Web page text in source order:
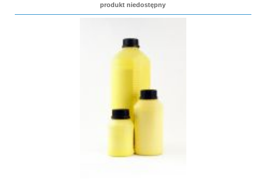
produkt niedostępny